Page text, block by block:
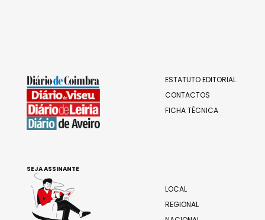
ESTATUTO EDITORIAL
CONTACTOS
FICHA TÉCNICA
LOCAL
REGIONAL
SEJA ASSINANTE